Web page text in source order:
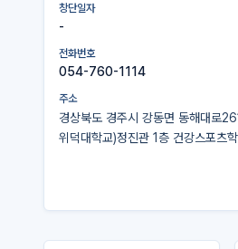
창단일자
-
전화번호
054-760-1114
주소
경상북도 경주시 강동면 동해대로
위덕대학교)정진관 1층 건강스포츠